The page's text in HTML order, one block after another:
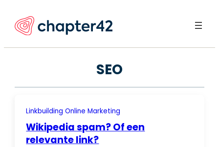
naar
SEO
Linkbuilding Online Marketing
Wikipedia spam? Of een
relevante link?